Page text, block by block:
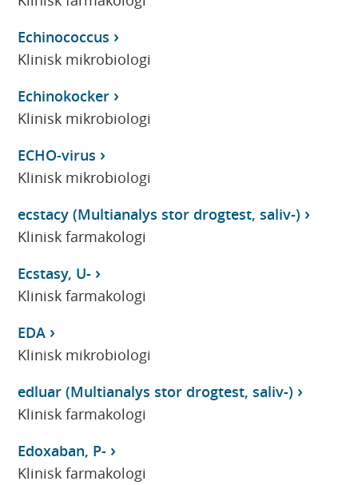
Echinococcus
Klinisk mikrobiologi
Echinokocker
Klinisk mikrobiologi
ECHO-virus
Klinisk mikrobiologi
ecstacy (Multianalys stor drogtest, saliv-)
Klinisk farmakologi
Ecstasy, U-
Klinisk farmakologi
EDA
Klinisk mikrobiologi
edluar (Multianalys stor drogtest, saliv-)
Klinisk farmakologi
Edoxaban, P-
Klinisk farmakologi